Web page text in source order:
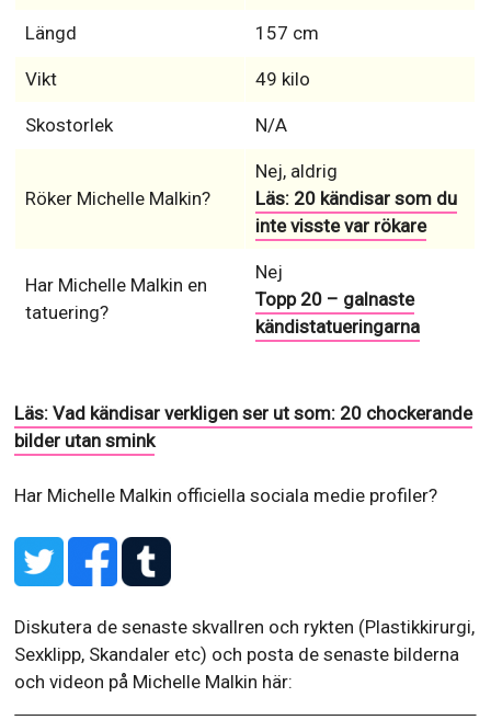
Längd 157 cm
Vikt 49 kilo
Skostorlek N/A
Röker Michelle Malkin?
Nej, aldrig
Läs: 20 kändisar som du
inte visste var rökare
Har Michelle Malkin en
tatuering?
Nej
Topp 20 – galnaste
kändistatueringarna
Läs: Vad kändisar verkligen ser ut som: 20 chockerande
bilder utan smink
Har Michelle Malkin officiella sociala medie profiler?
Diskutera de senaste skvallren och rykten (Plastikkirurgi,
Sexklipp, Skandaler etc) och posta de senaste bilderna
och videon på Michelle Malkin här: